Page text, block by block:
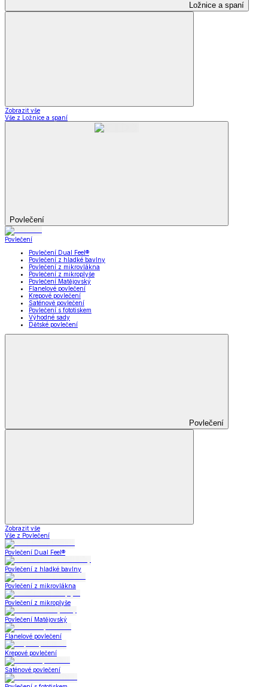
Ložnice a spaní
Zobrazit vše
Vše z Ložnice a spaní
Povlečení
Povlečení
Povlečení Dual Feel®
Povlečení z hladké bavlny
Povlečení z mikrovlákna
Povlečení z mikroplyše
Povlečení Matějovský
Flanelové povlečení
Krepové povlečení
Saténové povlečení
Povlečení s fototiskem
Výhodné sady
Dětské povlečení
Povlečení
Zobrazit vše
Vše z Povlečení
Povlečení Dual Feel®
Povlečení z hladké bavlny
Povlečení z mikrovlákna
Povlečení z mikroplyše
Povlečení Matějovský
Flanelové povlečení
Krepové povlečení
Saténové povlečení